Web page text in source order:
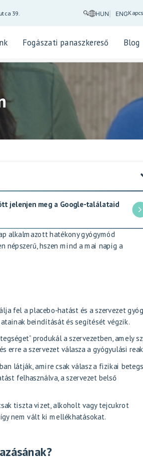
39. HUN ENG
Fogászati panaszkereső Blog
jelenjen meg a Google-találataid
alkalmazott hatékony gyógymód
népszerű, hszen mind a mai napig a
fel a placebo-hatást és a szervezet
beindítását és segítését végzik.
produkál a szervezetben, amely
a szervezet válasza a gyógyulási
látják, amire csak válasz a fizikai
felhasználva, a szervezet belső
tiszta vizet, alkoholt vagy tejcukrot
nem vált ki mellékhatásokat.